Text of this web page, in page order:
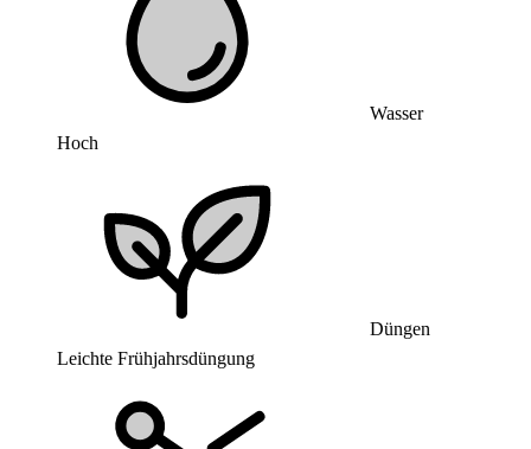
Wasser
Hoch
Düngen
Leichte Frühjahrsdüngung